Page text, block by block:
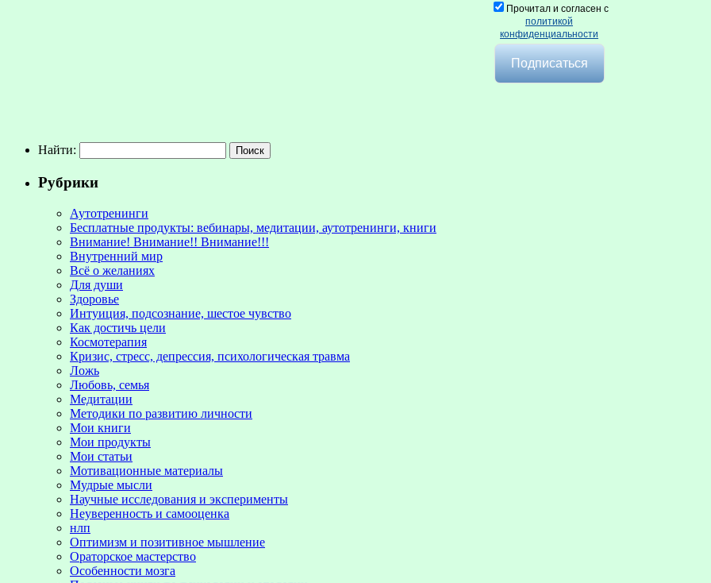
Прочитал и согласен с
политикой
конфиденциальности
Найти:
Рубрики
Аутотренинги
Бесплатные продукты: вебинары, медитации, аутотренинги, книги
Внимание! Внимание!! Внимание!!!
Внутренний мир
Всё о желаниях
Для души
Здоровье
Интуиция, подсознание, шестое чувство
Как достичь цели
Космотерапия
Кризис, стресс, депрессия, психологическая травма
Ложь
Любовь, семья
Медитации
Методики по развитию личности
Мои книги
Мои продукты
Мои статьи
Мотивационные материалы
Мудрые мысли
Научные исследования и эксперименты
Неуверенность и самооценка
нлп
Оптимизм и позитивное мышление
Ораторское мастерство
Особенности мозга